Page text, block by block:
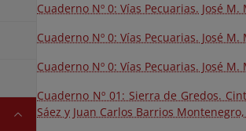
Cuaderno Nº 0: Vías Pecuarias. José
Cuaderno Nº 0: Vías Pecuarias. José
Cuaderno Nº 0: Vías Pecuarias. José
Cuaderno Nº 01: Sierra de Gredos.
Sáez y Juan Carlos Barrios